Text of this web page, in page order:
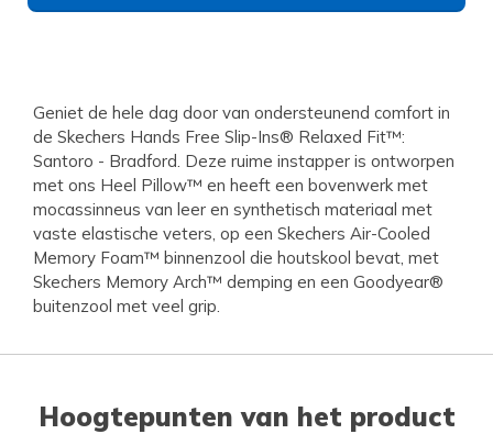
Geniet de hele dag door van ondersteunend comfort in
de Skechers Hands Free Slip-Ins® Relaxed Fit™:
Santoro - Bradford. Deze ruime instapper is ontworpen
met ons Heel Pillow™ en heeft een bovenwerk met
mocassinneus van leer en synthetisch materiaal met
vaste elastische veters, op een Skechers Air-Cooled
Memory Foam™ binnenzool die houtskool bevat, met
Skechers Memory Arch™ demping en een Goodyear®
buitenzool met veel grip.
Hoogtepunten van het product